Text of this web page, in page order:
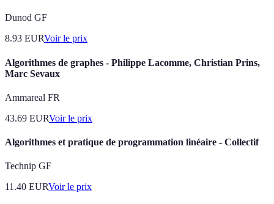
Dunod GF
8.93 EURVoir le prix
Algorithmes de graphes - Philippe Lacomme, Christian Prins,
Marc Sevaux
Ammareal FR
43.69 EURVoir le prix
Algorithmes et pratique de programmation linéaire - Collectif
Technip GF
11.40 EURVoir le prix